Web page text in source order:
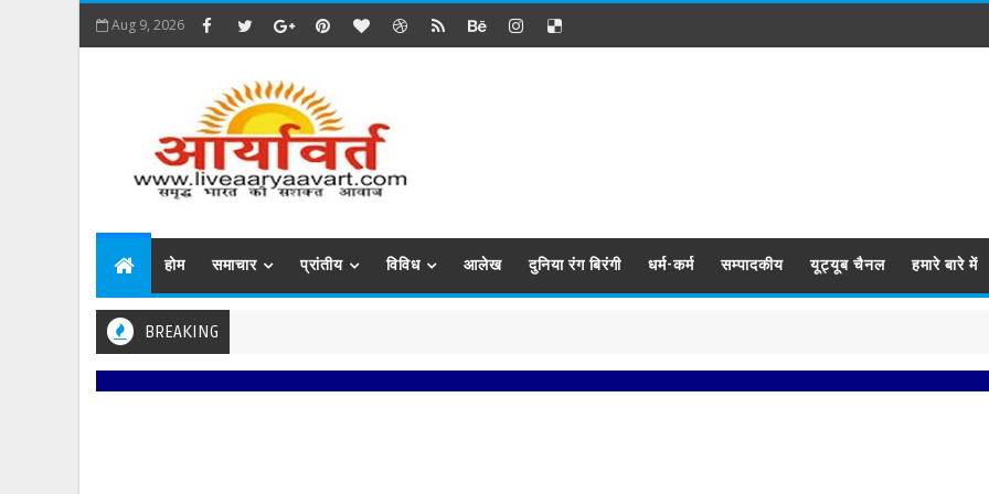
Aug 9, 2026
होम समाचार प्रांतीय विविध आलेख दुनिया रंग बिरंगी धर्म-कर्म सम्पादकीय यूट्यूब चैनल हमारे बारे में
BREAKING